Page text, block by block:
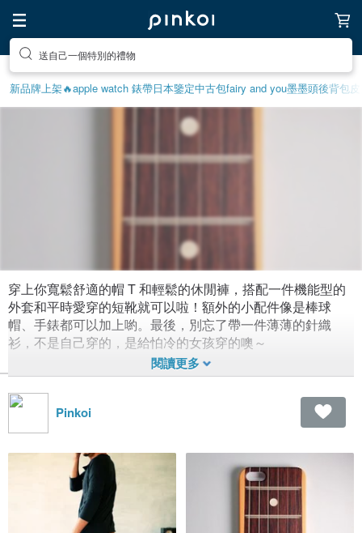
送自己一個特別的禮物
新品牌上架🔥apple watch 錶帶日本鑒定中古包fairy and you墨墨頭後背包
白色情人節的男孩穿搭：看電影篇
5,501 19 11年前拼貼
穿上你寬鬆舒適的帽 T 和輕鬆的休閒褲，搭配一件機能型的
外套和平時愛穿的短靴就可以啦！額外的小配件像是棒球
帽、手錶都可以加上喲。最後，別忘了帶一件薄薄的針織
衫，不是自己穿的，是給怕冷的女孩穿的噢～
Pinkoi